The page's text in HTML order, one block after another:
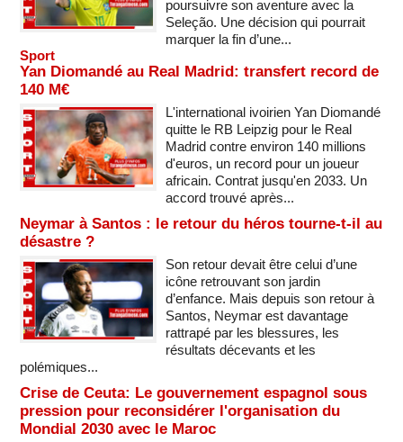
poursuivre son aventure avec la
Seleção. Une décision qui pourrait
marquer la fin d’une...
Sport
Yan Diomandé au Real Madrid: transfert record de
140 M€
L'international ivoirien Yan Diomandé
quitte le RB Leipzig pour le Real
Madrid contre environ 140 millions
d'euros, un record pour un joueur
africain. Contrat jusqu'en 2033. Un
accord trouvé après...
Neymar à Santos : le retour du héros tourne-t-il au
désastre ?
Son retour devait être celui d’une
icône retrouvant son jardin
d’enfance. Mais depuis son retour à
Santos, Neymar est davantage
rattrapé par les blessures, les
résultats décevants et les
polémiques...
Crise de Ceuta: Le gouvernement espagnol sous
pression pour reconsidérer l'organisation du
Mondial 2030 avec le Maroc